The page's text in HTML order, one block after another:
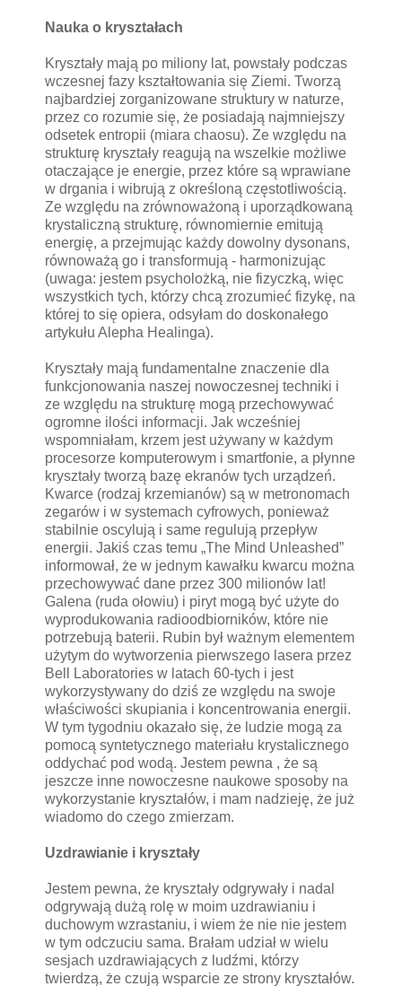
Nauka o kryształach
Kryształy mają po miliony lat, powstały podczas
wczesnej fazy kształtowania się Ziemi. Tworzą
najbardziej zorganizowane struktury w naturze,
przez co rozumie się, że posiadają najmniejszy
odsetek entropii (miara chaosu). Ze względu na
strukturę kryształy reagują na wszelkie możliwe
otaczające je energie, przez które są wprawiane
w drgania i wibrują z określoną częstotliwością.
Ze względu na zrównoważoną i uporządkowaną
krystaliczną strukturę, równomiernie emitują
energię, a przejmując każdy dowolny dysonans,
równoważą go i transformują - harmonizując
(uwaga: jestem psycholożką, nie fizyczką, więc
wszystkich tych, którzy chcą zrozumieć fizykę, na
której to się opiera, odsyłam do doskonałego
artykułu Alepha Healinga).
Kryształy mają fundamentalne znaczenie dla
funkcjonowania naszej nowoczesnej techniki i
ze względu na strukturę mogą przechowywać
ogromne ilości informacji. Jak wcześniej
wspomniałam, krzem jest używany w każdym
procesorze komputerowym i smartfonie, a płynne
kryształy tworzą bazę ekranów tych urządzeń.
Kwarce (rodzaj krzemianów) są w metronomach
zegarów i w systemach cyfrowych, ponieważ
stabilnie oscylują i same regulują przepływ
energii. Jakiś czas temu „The Mind Unleashed”
informował, że w jednym kawałku kwarcu można
przechowywać dane przez 300 milionów lat!
Galena (ruda ołowiu) i piryt mogą być użyte do
wyprodukowania radioodbiorników, które nie
potrzebują baterii. Rubin był ważnym elementem
użytym do wytworzenia pierwszego lasera przez
Bell Laboratories w latach 60-tych i jest
wykorzystywany do dziś ze względu na swoje
właściwości skupiania i koncentrowania energii.
W tym tygodniu okazało się, że ludzie mogą za
pomocą syntetycznego materiału krystalicznego
oddychać pod wodą. Jestem pewna , że są
jeszcze inne nowoczesne naukowe sposoby na
wykorzystanie kryształów, i mam nadzieję, że już
wiadomo do czego zmierzam.
Uzdrawianie i kryształy
Jestem pewna, że kryształy odgrywały i nadal
odgrywają dużą rolę w moim uzdrawianiu i
duchowym wzrastaniu, i wiem że nie nie jestem
w tym odczuciu sama. Brałam udział w wielu
sesjach uzdrawiających z ludźmi, którzy
twierdzą, że czują wsparcie ze strony kryształów.